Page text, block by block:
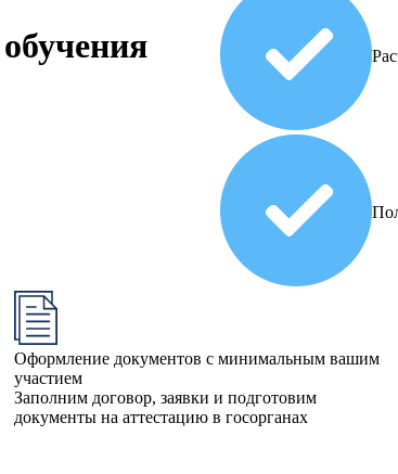
Оформление документов с минимальным вашим
участием
Заполним договор, заявки и подготовим
документы на аттестацию в госорганах